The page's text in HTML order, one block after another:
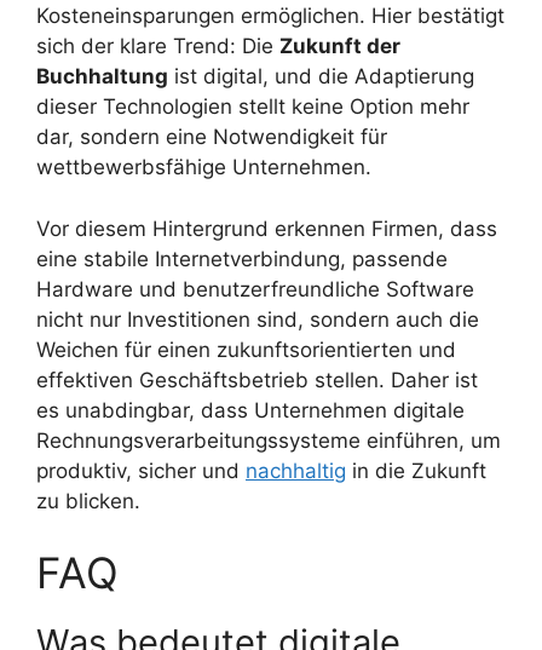
Kosteneinsparungen ermöglichen. Hier bestätigt
sich der klare Trend: Die Zukunft der
Buchhaltung ist digital, und die Adaptierung
dieser Technologien stellt keine Option mehr
dar, sondern eine Notwendigkeit für
wettbewerbsfähige Unternehmen.
Vor diesem Hintergrund erkennen Firmen, dass
eine stabile Internetverbindung, passende
Hardware und benutzerfreundliche Software
nicht nur Investitionen sind, sondern auch die
Weichen für einen zukunftsorientierten und
effektiven Geschäftsbetrieb stellen. Daher ist
es unabdingbar, dass Unternehmen digitale
Rechnungsverarbeitungssysteme einführen, um
produktiv, sicher und nachhaltig in die Zukunft
zu blicken.
FAQ